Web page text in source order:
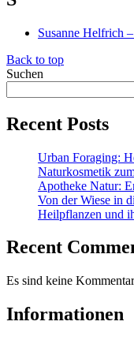
Susanne Helfrich
Back to top
Suchen
Recent Posts
Urban Foraging:
Naturkosmetik
Apotheke Natur:
Von der Wiese in
Heilpflanzen und
Recent
Es sind keine
Informationen